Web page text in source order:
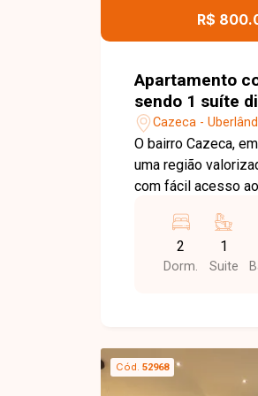
sua visita. Nossa
deste imóvel e
o imóvel ideal para
e praticidade.
R$
Apartamento
sendo 1 suíte
venda no bairro
Uberlândia-MG
Cazeca -
O bairro Cazeca,
uma região
com fácil acesso
com ampla
supermercados,
diversos serviços,
distribuído. O
visitas integrada à
2
Dorm.
1
Suite
Cód. 52968